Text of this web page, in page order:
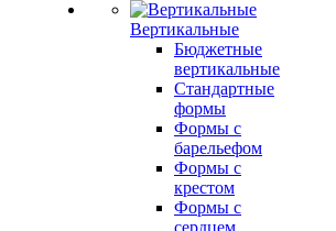
Вертикальные
Бюджетные
вертикальные
Стандартные
формы
Формы с
барельефом
Формы с
крестом
Формы с
сердцем